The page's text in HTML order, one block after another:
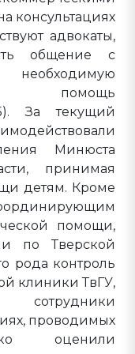
консультациях
адвокаты,
общение с
За текущий
Минюста
принимая
детям. Кроме
помощи,
по Тверской
рода контроль
клиники ТвГУ,
проводимых
оценили